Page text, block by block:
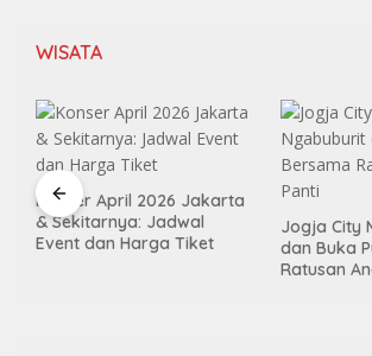
WISATA
Konser April 2026 Jakarta
& Sekitarnya: Jadwal
Event dan Harga Tiket
Jogja City
dan Buka
Ratusan